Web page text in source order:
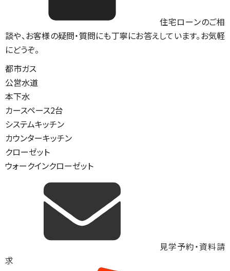
住宅ローンのご相
談や、お客様の疑問・質問にも丁寧にお答えしています。お気軽
にどうぞ。
都市ガス
公営水道
本下水
カースペース2台
システムキッチン
カウンターキッチン
クローゼット
ウォークインクローゼット
見学予約・資料請
求